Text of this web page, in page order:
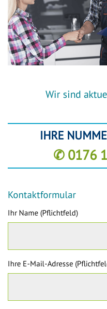
Wir sind
IHRE
✆ 0176
Kontaktformular
Ihr Name (Pflichtfeld)
Ihre E-Mail-Adresse